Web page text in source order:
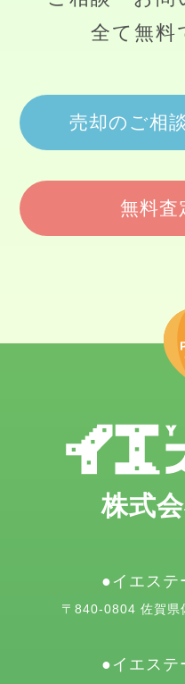
全て無料
売却のご相
無料査
株式
イエステ
〒840-0804 佐賀県
イエステ